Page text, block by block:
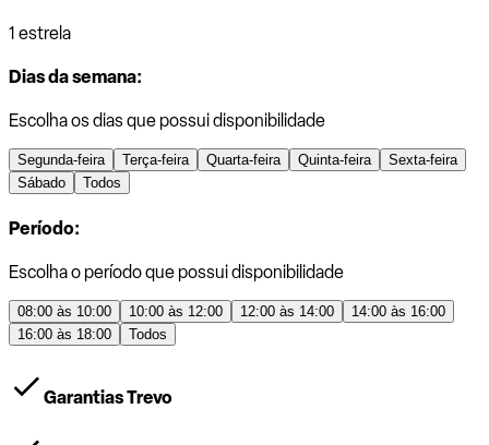
1 estrela
Dias da semana:
Escolha os dias que possui disponibilidade
Segunda-feira Terça-feira Quarta-feira Quinta-feira
Sexta-feira
Sábado
Todos
Período:
Escolha o período que possui disponibilidade
08:00 às 10:00 10:00 às 12:00 12:00 às 14:00
14:00 às 16:00
16:00 às 18:00
Todos
Garantias Trevo